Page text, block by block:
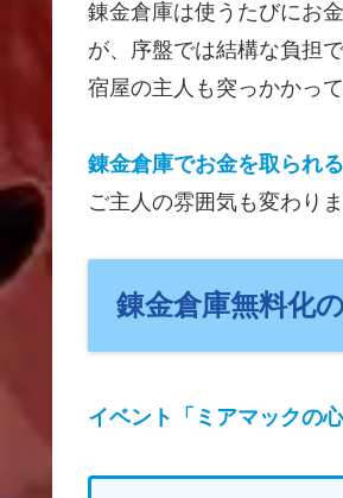
錬金倉庫は使うたびにお
が、序盤では結構な負担で
宿屋の主人も突っかか
錬金倉庫でお金を取られ
ご主人の雰囲気も変わりま
錬金倉庫無料化
イベント「ミアマックの